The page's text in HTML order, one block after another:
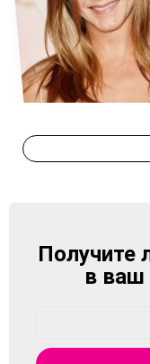
Получите
в ваш